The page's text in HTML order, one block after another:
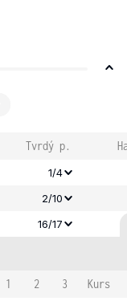
Tvrdý p.
1/4
2/10
16/17
1 2 3
Kurs